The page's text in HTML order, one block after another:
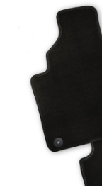
images
gallery